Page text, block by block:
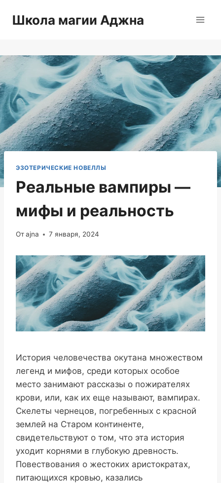
Школа магии Аджна
ЭЗОТЕРИЧЕСКИЕ НОВЕЛЛЫ
Реальные вампиры —
мифы и реальность
Отajna 7 января, 2024
История человечества окутана множеством
легенд и мифов, среди которых особое
место занимают рассказы о пожирателях
крови, или, как их еще называют, вампирах.
Скелеты чернецов, погребенных с красной
землей на Старом континенте,
свидетельствуют о том, что эта история
уходит корнями в глубокую древность.
Повествования о жестоких аристократах,
питающихся кровью, казались